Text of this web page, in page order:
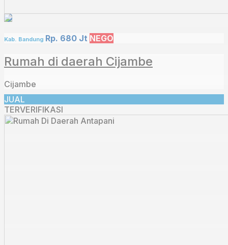
Kab. Bandung Rp. 680 Jt NEGO
Rumah di daerah Cijambe
Cijambe
JUAL
TERVERIFIKASI